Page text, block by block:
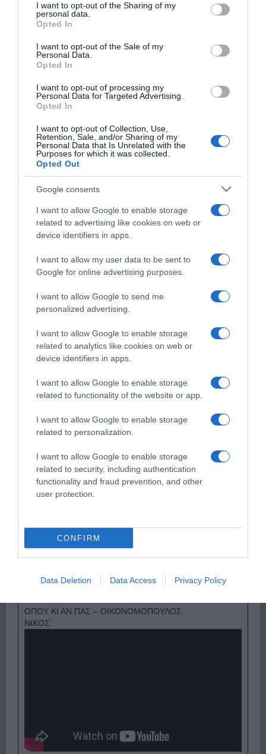
not limited to your visit or usage behaviour. You may click to
grant or deny consent to Google and its third-party tags to
use your data for below specified purposes in below Google
consent section.
I want to opt-out of the Sharing of my
personal data.
Opted In
I want to opt-out of the Sale of my
Personal Data.
Opted In
I want to opt-out of processing my
Personal Data for Targeted Advertising.
Opted In
I want to opt-out of Collection, Use,
Retention, Sale, and/or Sharing of my
Personal Data that Is Unrelated with the
Purposes for which it was collected.
Opted Out
Google consents
I want to allow Google to enable storage
related to advertising like cookies on web or
device identifiers in apps.
I want to allow my user data to be sent to
Google for online advertising purposes.
I want to allow Google to send me
personalized advertising.
I want to allow Google to enable storage
related to analytics like cookies on web or
device identifiers in apps.
I want to allow Google to enable storage
related to functionality of the website or app.
I want to allow Google to enable storage
related to personalization.
I want to allow Google to enable storage
related to security, including authentication
functionality and fraud prevention, and other
user protection.
CONFIRM
Data Deletion Data Access Privacy Policy
Ψηφοφορία: 4.2. Από 299 ψήφους.
ΔΕΥΤΕΡΑ – ΡΕΜΟΣ ΑΝΤΩΝΗΣ
Ψηφοφορία:4.1 . Από 325 ψήφους.
ΕΞΑΙΡΕΣΗ – ΒΙΣΣΗ ΑΝΝΑ
Ψηφοφορία:4.0. Από 271 ψήφους.
ΟΠΟΥ ΚΙ ΑΝ ΠΑΣ – ΟΙΚΟΝΟΜΟΠΟΥΛΟΣ
ΝΙΚΟΣ